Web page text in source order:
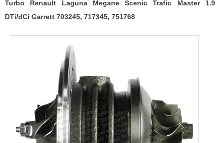
Turbo Renault Laguna Megane Scenic Trafic Master 1.9
DTi/dCi Garrett 703245, 717345, 751768